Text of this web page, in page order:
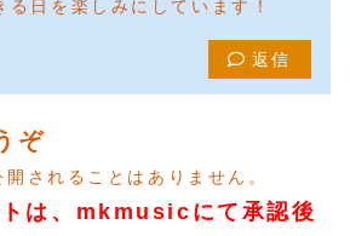
る日を楽しみにしています！
返信
ぞ
されることはありません。
は、mkmusicにて承認後